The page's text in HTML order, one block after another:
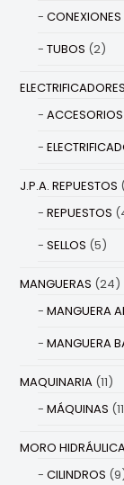
TUBOS (2)
ACCESORIOS
J.P.A. REPUESTOS
REPUESTOS
SELLOS (5)
MANGUERAS (24)
MANGUERA
MANGUERA
MAQUINARIA (11)
MÁQUINAS
MORO
CILINDROS